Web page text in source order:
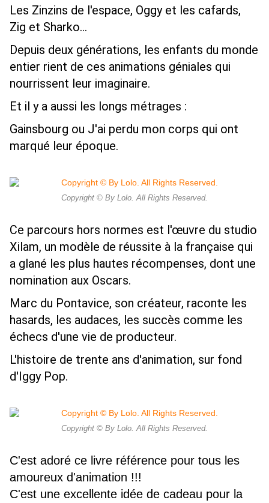
Les Zinzins de l'espace, Oggy et les cafards,
Zig et Sharko...
Depuis deux générations, les enfants du monde
entier rient de ces animations géniales qui
nourrissent leur imaginaire.
Et il y a aussi les longs métrages :
Gainsbourg ou J'ai perdu mon corps qui ont
marqué leur époque.
Copyright © By Lolo. All Rights Reserved.
Ce parcours hors normes est l'œuvre du studio
Xilam, un modèle de réussite à la française qui
a glané les plus hautes récompenses, dont une
nomination aux Oscars.
Marc du Pontavice, son créateur, raconte les
hasards, les audaces, les succès comme les
échecs d'une vie de producteur.
L'histoire de trente ans d'animation, sur fond
d'Iggy Pop.
Copyright © By Lolo. All Rights Reserved.
C'est adoré ce livre référence pour tous les
amoureux d'animation !!!
C'est une excellente idée de cadeau pour la